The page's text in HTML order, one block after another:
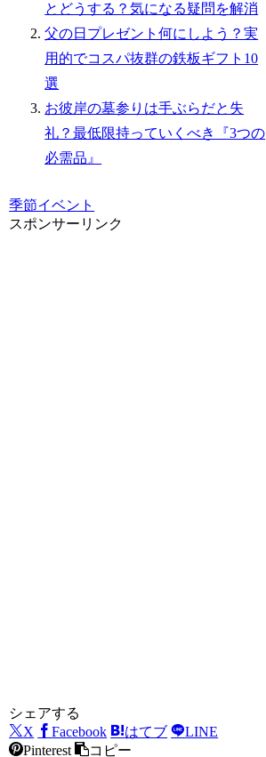
とどうする？気になる疑問を解消
父の日プレゼント何にしよう？実
用的でコスパ抜群の鉄板ギフト10
選
お彼岸の墓参りは手ぶらだと失
礼？最低限持っていくべき『3つの
必需品』
季節イベント
スポンサーリンク
シェアする
X
Facebook はてブ
LINE
Pinterest
コピー